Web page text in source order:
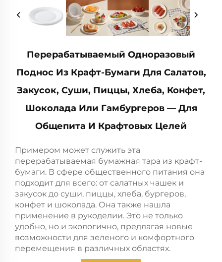
Перерабатываемый Одноразовый
Поднос Из Крафт-Бумаги Для Салатов,
Закусок, Суши, Пиццы, Хлеба, Конфет,
Шоколада Или Гамбургеров — Для
Общепита И Крафтовых Целей
Примером может служить эта
перерабатываемая бумажная тара из крафт-
бумаги. В сфере общественного питания она
подходит для всего: от салатных чашек и
закусок до суши, пиццы, хлеба, бургеров,
конфет и шоколада. Она также нашла
применение в рукоделии. Это не только
удобно, но и экологично, предлагая новые
возможности для зеленого и комфортного
перемещения в различных областях.